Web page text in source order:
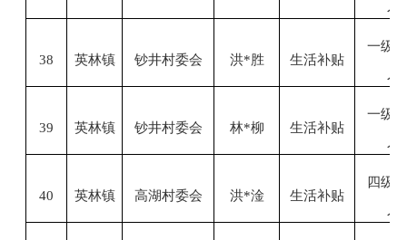
38 英林镇 钞井村委会 洪*胜 生活补贴
一级
39 英林镇 钞井村委会 林*柳 生活补贴
一级
40 英林镇 高湖村委会 洪*淦 生活补贴
四级